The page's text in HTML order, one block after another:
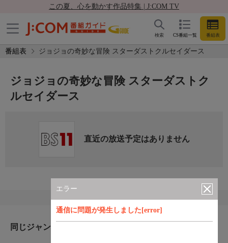
この夏、心を動かす作品特集 | J:COM TV
CS番組一覧 番組表
検索
番組表 ジョジョの奇妙な冒険 スターダストクルセイダース
エラー
通信に問題が発生しました[error]
ジョジョの奇妙な冒険 スターダストク
ルセイダース
直近の放送予定はありません
同じジャンルのおすすめ番組